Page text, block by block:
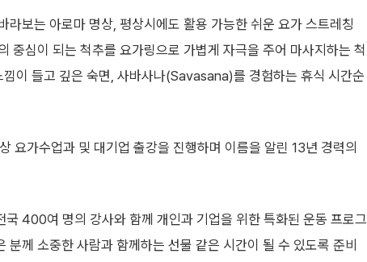
보는 아로마 명상, 평상시에도 활용 가능한 쉬운 요가 스트레칭
중심이 되는 척추를 요가링으로 가볍게 자극을 주어 마사지하는 척
이 들고 깊은 숙면, 사바사나(Savasana)를 경험하는 휴식 시간순
요가수업과 및 대기업 출강을 진행하며 이름을 알린 13년 경력의
400여 명의 강사와 함께 개인과 기업을 위한 특화된 운동 프로그
께 소중한 사람과 함께하는 선물 같은 시간이 될 수 있도록 준비